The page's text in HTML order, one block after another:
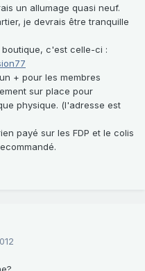
un allumage quasi neuf.
je devrais être tranquille
c'est celle-ci :
+ pour les membres
sur place pour
physique. (l'adresse est
payé sur les FDP et le colis